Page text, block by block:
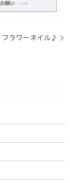
フラワーネイル♪